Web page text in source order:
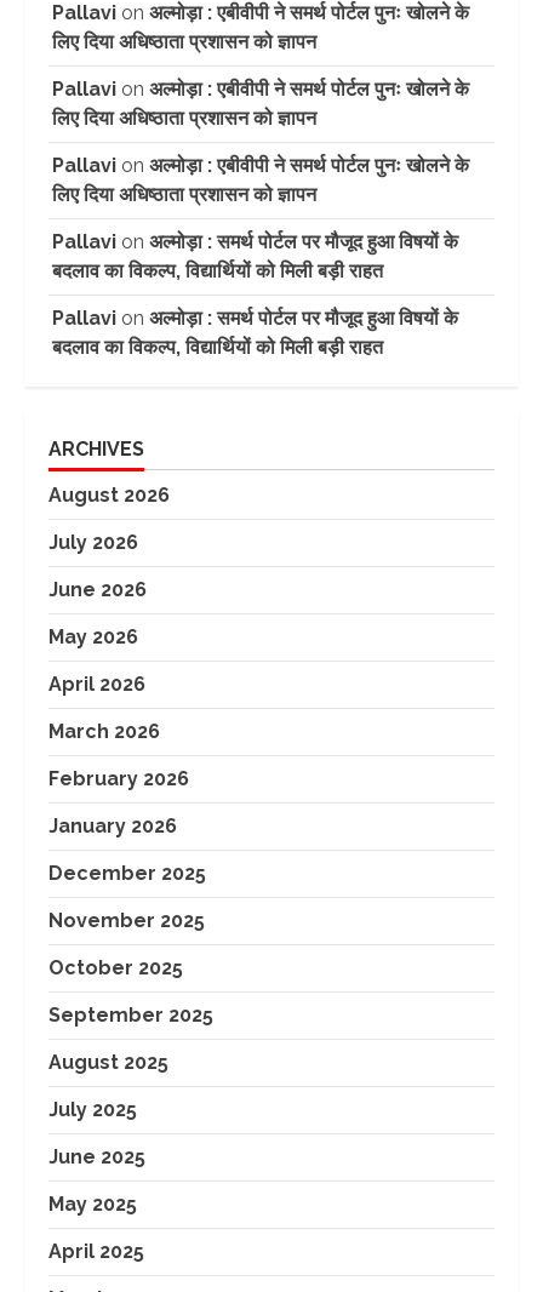
Pallavi on अल्मोड़ा : एबीवीपी ने समर्थ पोर्टल पुनः खोलने के
लिए दिया अधिष्ठाता प्रशासन को ज्ञापन
Pallavi on अल्मोड़ा : एबीवीपी ने समर्थ पोर्टल पुनः खोलने के
लिए दिया अधिष्ठाता प्रशासन को ज्ञापन
Pallavi on अल्मोड़ा : एबीवीपी ने समर्थ पोर्टल पुनः खोलने के
लिए दिया अधिष्ठाता प्रशासन को ज्ञापन
Pallavi on अल्मोड़ा : समर्थ पोर्टल पर मौजूद हुआ विषयों के
बदलाव का विकल्प, विद्यार्थियों को मिली बड़ी राहत
Pallavi on अल्मोड़ा : समर्थ पोर्टल पर मौजूद हुआ विषयों के
बदलाव का विकल्प, विद्यार्थियों को मिली बड़ी राहत
ARCHIVES
August 2026
July 2026
June 2026
May 2026
April 2026
March 2026
February 2026
January 2026
December 2025
November 2025
October 2025
September 2025
August 2025
July 2025
June 2025
May 2025
April 2025